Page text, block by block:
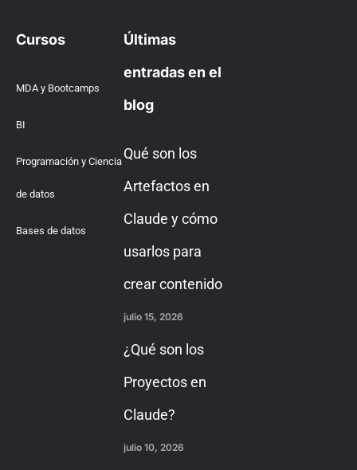
Cursos
MDA y Bootcamps
BI
Programación y Ciencia
de datos
Bases de datos
Últimas
entradas en el
blog
Qué son los
Artefactos en
Claude y cómo
usarlos para
crear contenido
julio 15, 2026
¿Qué son los
Proyectos en
Claude?
julio 10, 2026